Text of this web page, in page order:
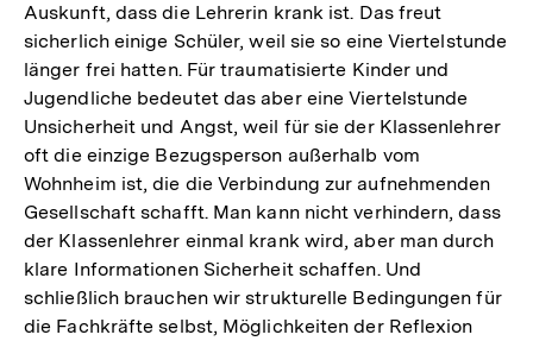
Auskunft, dass die Lehrerin krank ist. Das freut
sicherlich einige Schüler, weil sie so eine Viertelstunde
länger frei hatten. Für traumatisierte Kinder und
Jugendliche bedeutet das aber eine Viertelstunde
Unsicherheit und Angst, weil für sie der Klassenlehrer
oft die einzige Bezugsperson außerhalb vom
Wohnheim ist, die die Verbindung zur aufnehmenden
Gesellschaft schafft. Man kann nicht verhindern, dass
der Klassenlehrer einmal krank wird, aber man durch
klare Informationen Sicherheit schaffen. Und
schließlich brauchen wir strukturelle Bedingungen für
die Fachkräfte selbst, Möglichkeiten der Reflexion